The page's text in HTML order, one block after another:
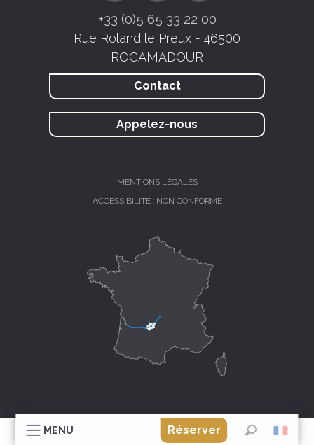
MENU
Réserver
+33 (0)5 65 33 22 00
Rue Roland le Preux - 46500
ROCAMADOUR
Contact
Appelez-nous
MENTIONS LÉGALES
ACCESSIBILITÉ : NON CONFORME